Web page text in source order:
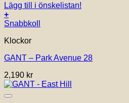
Lägg till i önskelistan!
+
Snabbkoll
Klockor
GANT – Park Avenue 28
2,190 kr